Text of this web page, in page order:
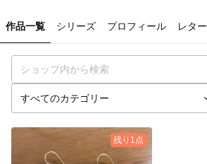
作品一覧 シリーズ プロフィール レター
残り1点